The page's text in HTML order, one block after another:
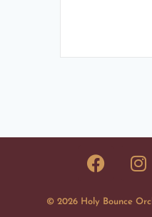
© 2026 Holy Bounce